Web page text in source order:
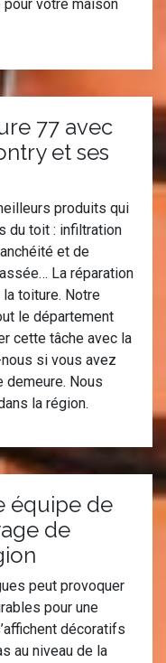
votre maison
77 avec
et ses
produits qui
du toit : infiltration
et de
La réparation
toiture. Notre
le département
cette tâche avec la
si vous avez
Nous
la région.
équipe de
de
peut provoquer
pour une
décoratifs
au niveau de la